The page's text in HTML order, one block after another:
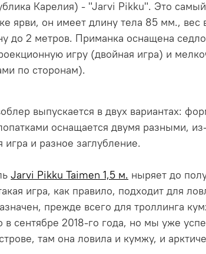
Карелия) - "Jarvi Pikku". Это
ярви, он имеет длину тела 85 мм., вес
до 2 метров. Приманка оснащена
игру (двойная игра) и
по сторонам).
выпускается в двух вариантах:
оснащается двумя разными,
игра и разное заглубление.
Jarvi Pikku Taimen 1,5 м. ныряет до
игра, как правило, подходит для
прежде всего для троллинга
в сентябре 2018-го года, но мы уже
там она ловила и кумжу, и